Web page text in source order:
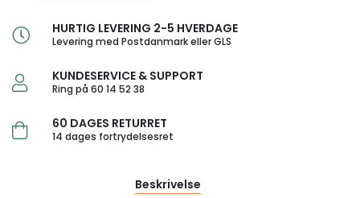
HURTIG LEVERING 2-5 HVERDAGE
Levering med Postdanmark eller GLS
KUNDESERVICE & SUPPORT
Ring på 60 14 52 38
60 DAGES RETURRET
14 dages fortrydelsesret
Beskrivelse